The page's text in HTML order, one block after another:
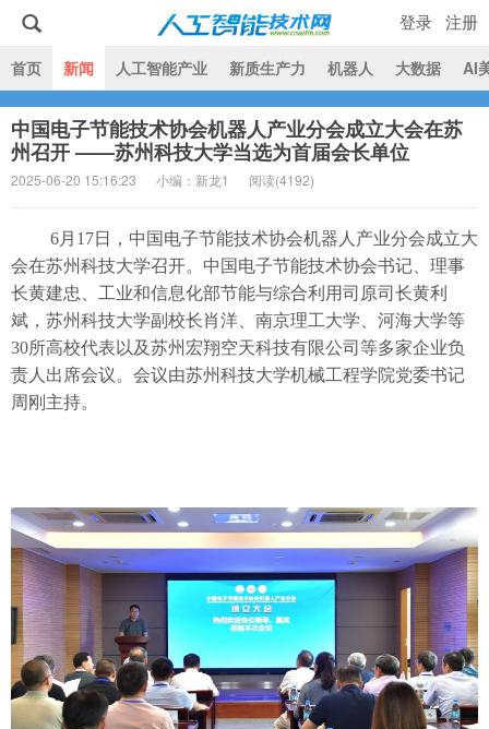
人工智能技术网
首页 新闻 人工智能产业 新质生产力 机器人 大数据 AI
登录 注册
中国电子节能技术协会机器人产业分会成立大会在苏
州召开 ——苏州科技大学当选为首届会长单位
2025-06-20 15:16:23 小编：新龙1 阅读(4192)
6月17日，中国电子节能技术协会机器人产业分会成立大
会在苏州科技大学召开。中国电子节能技术协会书记、理事
长黄建忠、工业和信息化部节能与综合利用司原司长黄利
斌，苏州科技大学副校长肖洋、南京理工大学、河海大学等
30所高校代表以及苏州宏翔空天科技有限公司等多家企业负
责人出席会议。会议由苏州科技大学机械工程学院党委书记
周刚主持。